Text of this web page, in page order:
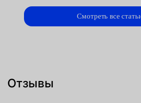
Смотреть все
Отзывы